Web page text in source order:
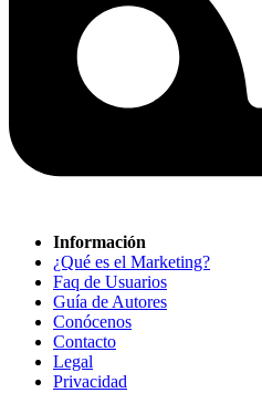
Información
¿Qué es el Marketing?
Faq de Usuarios
Guía de Autores
Conócenos
Contacto
Legal
Privacidad